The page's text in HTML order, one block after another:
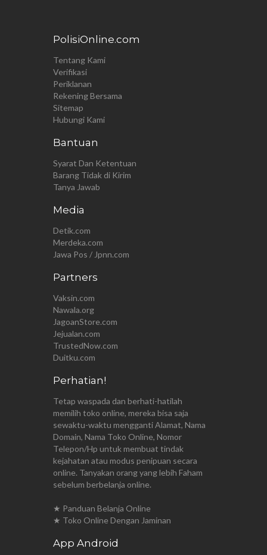
PolisiOnline.com
Tentang Kami
Verifikasi
Periklanan
Rekening Bersama
Sitemap
Hubungi Kami
Bantuan
Syarat Dan Ketentuan
Barang Tidak di Kirim
Tanya Jawab
Media
Detik.com
Merdeka.com
Jawa Pos / Jpnn.com
Partners
Vaksin.com
Nawala.org
JagoanStore.com
Jejualan.com
TrustedNow.com
Duitku.com
Perhatian!
Tetap waspada dan berhati-hatilah
memilih toko online, mereka bisa saja
sewaktu-waktu mengganti Alamat, Nama
Domain, Nama Toko Online, Nomor
Telepon/Hp untuk membuat tindak
kejahatan atau modus penipuan secara
online. Tanyakan orang yang lebih Faham
sebelum berbelanja online.
★ Panduan Belanja Online
★ Toko Online Dengan Jaminan
App Android